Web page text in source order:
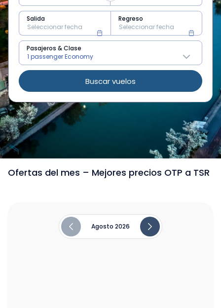
Salida Regreso
Pasajeros & Clase
Buscar vuelos
/Vuelos de Bucarest a Timisoara
Ofertas del mes – Mejores precios OTP a TSR
Agosto 2026